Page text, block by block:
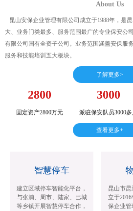
About Us
昆山安保企业管理有限公司成立于1988年，是
大、业务门类最多、服务范围最广的专业保安公
有限公司国有全资子公司。业务范围涵盖安保服
服务和技能培训五大板块。
了解更多>
2800
固定资产2800万元
3000
派驻保安队员3000多
查看更多+
智慧停车
建立区域停车智能化平台，
与张浦、周市、陆家、巴城
等乡镇开展智慧停车合作，
昆山市昆
立于2016
保企业管